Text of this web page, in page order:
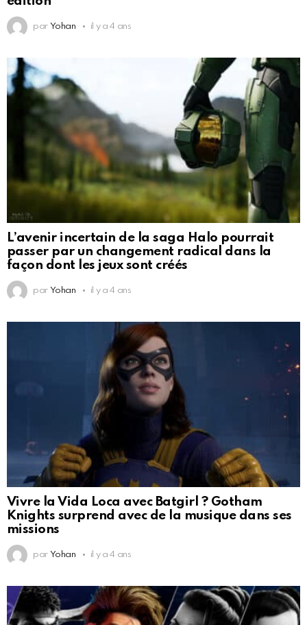
par Yohan il y a 4 ans
L’avenir incertain de la saga Halo pourrait
passer par un changement radical dans la
façon dont les jeux sont créés
par Yohan il y a 4 ans
Vivre la Vida Loca avec Batgirl ? Gotham
Knights surprend avec de la musique dans ses
missions
par Yohan il y a 4 ans